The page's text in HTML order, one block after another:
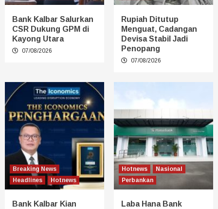
Bank Kalbar Salurkan
CSR Dukung GPM di
Kayong Utara
07/08/2026
Rupiah Ditutup
Menguat, Cadangan
Devisa Stabil Jadi
Penopang
07/08/2026
Breaking News
Headlines
Hotnews
Bank Kalbar Kian
Hotnews
Nasional
Perbankan
Laba Hana Bank